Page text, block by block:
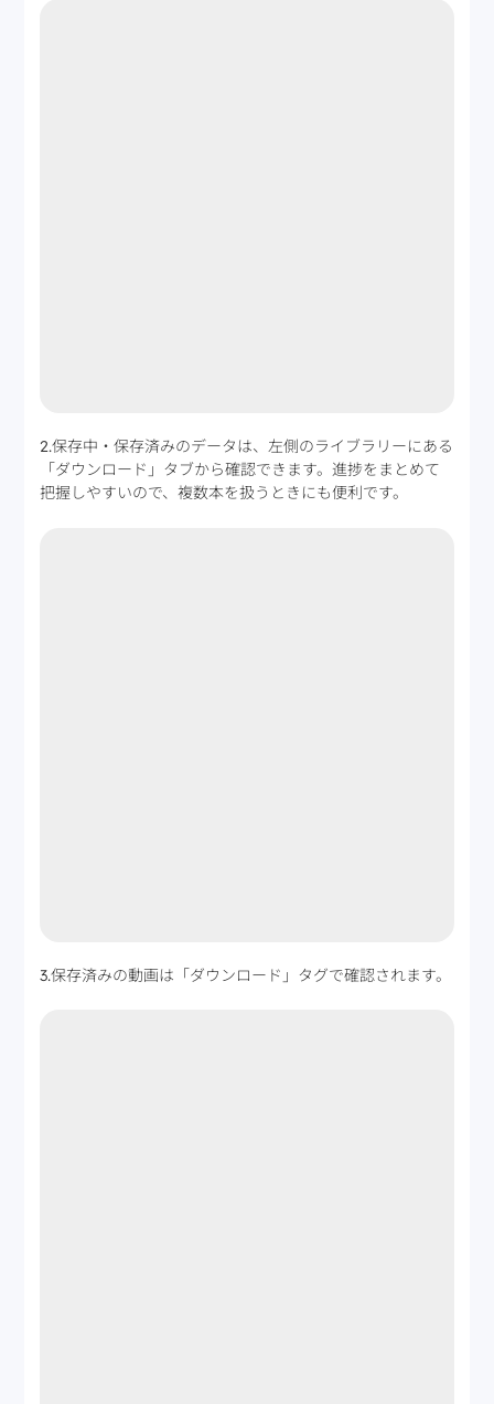
2.保存中・保存済みのデータは、左側のライブラリーにある
「ダウンロード」タブから確認できます。進捗をまとめて
把握しやすいので、複数本を扱うときにも便利です。
3.保存済みの動画は「ダウンロード」タグで確認されます。